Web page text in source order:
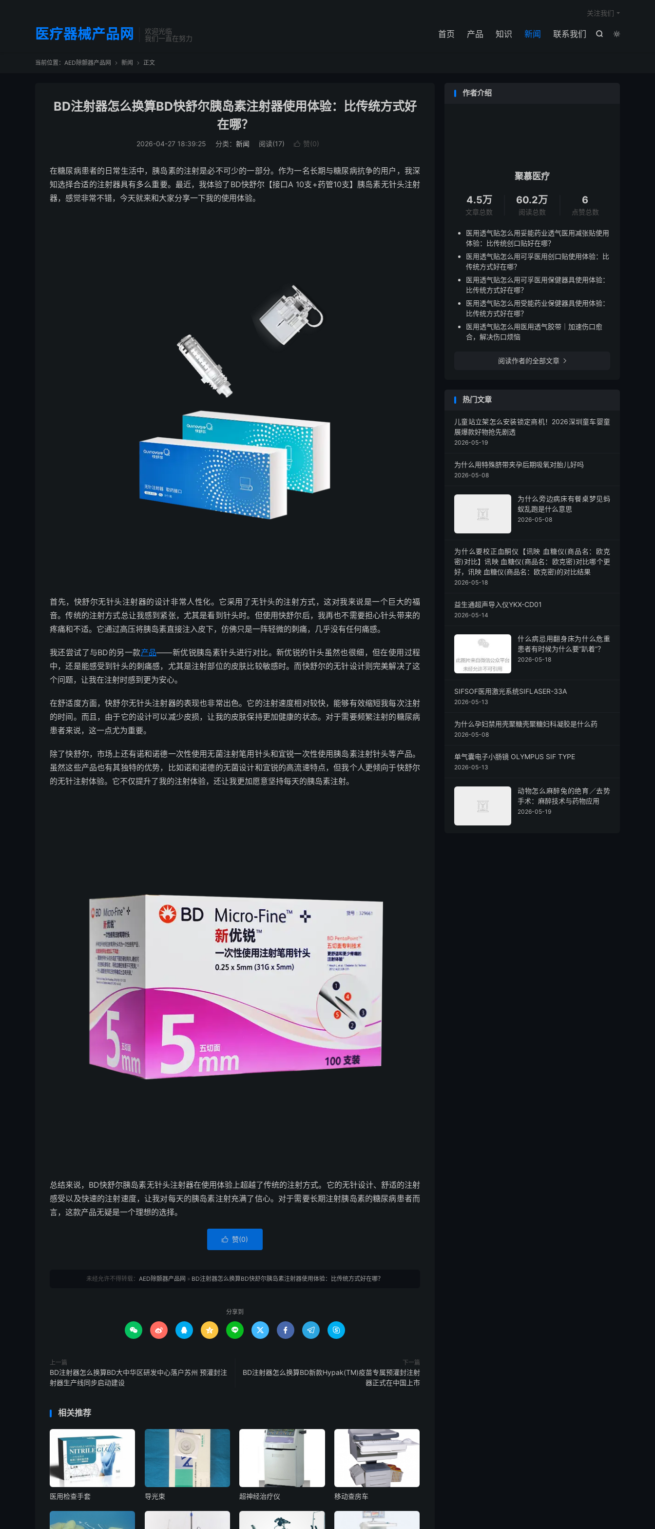
医疗器械产品网
欢迎光临
我们一直在努力


首页 产品 知识 新闻 联系我们
关注我们
当前位置： AED除颤器产品网  新闻  正文
BD注射器怎么换算BD快舒尔胰岛素注射器使用体验：比传统方式好
在哪？
2026-04-27 18:39:25 分类： 新闻 阅读(17)  赞(0)
在糖尿病患者的日常生活中，胰岛素的注射是必不可少的一部分。作为一名长期与糖尿病抗争的用户，我深
知选择合适的注射器具有多么重要。最近，我体验了BD快舒尔【接口A 10支+药管10支】胰岛素无针头注射
器，感觉非常不错，今天就来和大家分享一下我的使用体验。
首先，快舒尔无针头注射器的设计非常人性化。它采用了无针头的注射方式，这对我来说是一个巨大的福
音。传统的注射方式总让我感到紧张，尤其是看到针头时。但使用快舒尔后，我再也不需要担心针头带来的
疼痛和不适。它通过高压将胰岛素直接注入皮下，仿佛只是一阵轻微的刺痛，几乎没有任何痛感。
我还尝试了与BD的另一款产品——新优锐胰岛素针头进行对比。新优锐的针头虽然也很细，但在使用过程
中，还是能感受到针头的刺痛感，尤其是注射部位的皮肤比较敏感时。而快舒尔的无针设计则完美解决了这
个问题，让我在注射时感到更为安心。
在舒适度方面，快舒尔无针头注射器的表现也非常出色。它的注射速度相对较快，能够有效缩短我每次注射
的时间。而且，由于它的设计可以减少皮损，让我的皮肤保持更加健康的状态。对于需要频繁注射的糖尿病
患者来说，这一点尤为重要。
除了快舒尔，市场上还有诺和诺德一次性使用无菌注射笔用针头和宜锐一次性使用胰岛素注射针头等产品。
虽然这些产品也有其独特的优势，比如诺和诺德的无菌设计和宜锐的高流速特点，但我个人更倾向于快舒尔
的无针注射体验。它不仅提升了我的注射体验，还让我更加愿意坚持每天的胰岛素注射。
总结来说，BD快舒尔胰岛素无针头注射器在使用体验上超越了传统的注射方式。它的无针设计、舒适的注射
感受以及快速的注射速度，让我对每天的胰岛素注射充满了信心。对于需要长期注射胰岛素的糖尿病患者而
言，这款产品无疑是一个理想的选择。
 赞(0)
未经允许不得转载： AED除颤器产品网 » BD注射器怎么换算BD快舒尔胰岛素注射器使用体验：比传统方式好在哪？
分享到
        
上一篇
BD注射器怎么换算BD大中华区研发中心落户苏州 预灌封注
射器生产线同步启动建设
下一篇
BD注射器怎么换算BD新款Hypak(TM)疫苗专属预灌封注射
器正式在中国上市
相关推荐
医用检查手套 导光束 超神经治疗仪 移动查房车
作者介绍
聚慕医疗
4.5万
文章总数
60.2万
阅读总数
6
点赞总数
医用透气贴怎么用妥能药业透气医用减张贴使用
体验：比传统创口贴好在哪？
医用透气贴怎么用可孚医用创口贴使用体验：比
传统方式好在哪？
医用透气贴怎么用可孚医用保健器具使用体验：
比传统方式好在哪？
医用透气贴怎么用受能药业保健器具使用体验：
比传统方式好在哪？
医用透气贴怎么用医用透气胶带｜加速伤口愈
合，解决伤口烦恼
阅读作者的全部文章 
热门文章
儿童站立架怎么安装锁定商机！2026深圳童车婴童
展爆款好物抢先剧透
2026-05-19
为什么用特殊脐带夹孕后期吸氧对胎儿好吗
2026-05-08
为什么旁边病床有餐桌梦见蚂
蚁乱跑是什么意思
2026-05-08
为什么要校正血酮仪【讯映 血糖仪(商品名：欧克
密)对比】讯映 血糖仪(商品名：欧克密)对比哪个更
好，讯映 血糖仪(商品名：欧克密)的对比结果
2026-05-18
益生通超声导入仪YKX-CD01
2026-05-14
什么病忌用翻身床为什么危重
患者有时候为什么要“趴着”？
2026-05-18
SIFSOF医用激光系统SIFLASER-33A
2026-05-13
为什么孕妇禁用壳聚糖壳聚糖妇科凝胶是什么药
2026-05-08
单气囊电子小肠镜 OLYMPUS SIF TYPE
2026-05-13
动物怎么麻醉兔的绝育／去势
手术：麻醉技术与药物应用
2026-05-19